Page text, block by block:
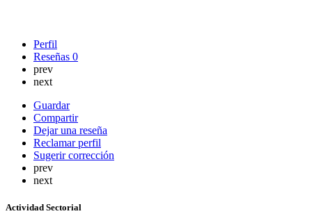
Perfil
Reseñas 0
prev
next
Guardar
Compartir
Dejar una reseña
Reclamar perfil
Sugerir corrección
prev
next
Actividad Sectorial